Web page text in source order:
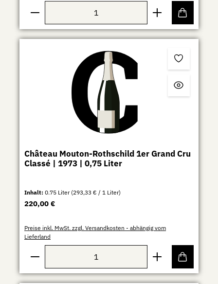
Produkt Anzahl: Gib den gewünschten Wert ein
Château Mouton-Rothschild 1er Grand Cru
Classé | 1973 | 0,75 Liter
Inhalt:0.75 Liter (293,33 € / 1 Liter)
Regulärer Preis:
220,00 €
Preise inkl. MwSt. zzgl. Versandkosten - abhängig vom
Lieferland
Produkt Anzahl: Gib den gewünschten Wert ein